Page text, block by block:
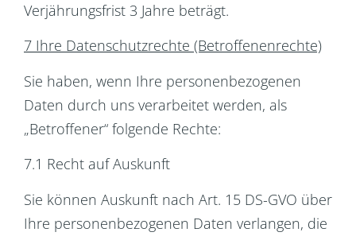
Verjährungsfrist 3 Jahre beträgt.
7 Ihre Datenschutzrechte (Betroffenenrechte)
Sie haben, wenn Ihre personenbezogenen
Daten durch uns verarbeitet werden, als
„Betroffener“ folgende Rechte:
7.1 Recht auf Auskunft
Sie können Auskunft nach Art. 15 DS-GVO über
Ihre personenbezogenen Daten verlangen, die